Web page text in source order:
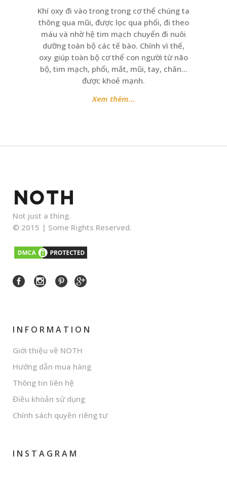
Khí oxy đi vào trong trong cơ thể chúng ta
thông qua mũi, được lọc qua phổi, đi theo
máu và nhờ hệ tim mạch chuyển đi nuôi
dưỡng toàn bộ các tế bào. Chính vì thế,
oxy giúp toàn bộ cơ thể con người từ não
bộ, tim mạch, phổi, mắt, mũi, tay, chân…
được khoẻ mạnh.
Xem thêm…
Not just a thing.
© 2015 | Some Rights Reserved.
INFORMATION
Giới thiệu về NOTH
Hướng dẫn mua hàng
Thông tin liên hệ
Điều khoản sử dụng
Chính sách quyền riêng tư
INSTAGRAM